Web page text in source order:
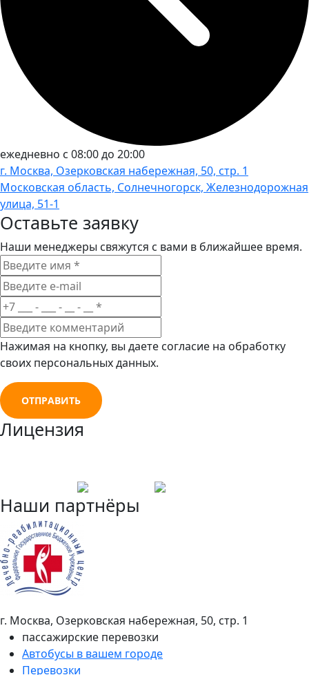
ежедневно с 08:00 до 20:00
г. Москва, Озерковская набережная, 50, стр. 1
Московская область, Солнечногорск, Железнодорожная
улица, 51-1
Оставьте заявку
Наши менеджеры свяжутся с вами в ближайшее время.
Нажимая на кнопку, вы даете согласие на обработку
своих персональных данных.
ОТПРАВИТЬ
Лицензия
Наши партнёры
г. Москва, Озерковская набережная, 50, стр. 1
пассажирские перевозки
Автобусы в вашем городе
Перевозки